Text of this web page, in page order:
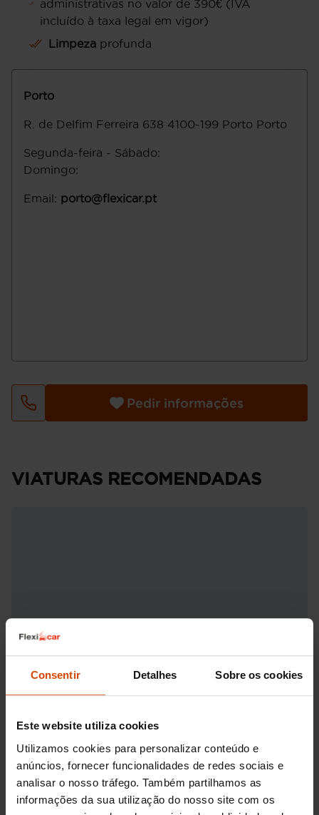
Consentir Detalhes Sobre os cookies
Este website utiliza cookies
Utilizamos cookies para personalizar conteúdo e
anúncios, fornecer funcionalidades de redes sociais e
analisar o nosso tráfego. Também partilhamos as
informações da sua utilização do nosso site com os
administrativas no valor de 390€ (IVA
incluído à taxa legal em vigor)
Limpeza profunda
Porto
R. de Delfim Ferreira 638 4100-199 Porto Porto
Segunda-feira - Sábado:
Domingo:
Email: porto@flexicar.pt
Pedir informações
VIATURAS RECOMENDADAS